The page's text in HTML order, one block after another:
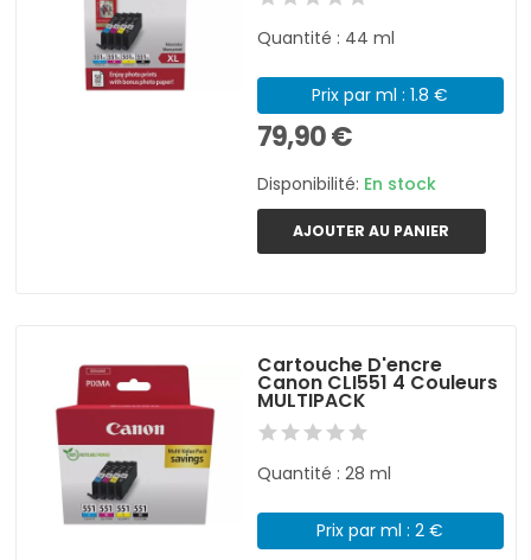
Quantité : 44 ml
Prix par ml : 1.8 €
79,90 €
Disponibilité: En stock
AJOUTER AU PANIER
Cartouche D'encre
Canon CLI551 4 Couleurs
MULTIPACK
Quantité : 28 ml
Prix par ml : 2 €